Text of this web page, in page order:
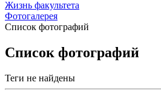
Жизнь факультета
Фотогалерея
Список фотографий
Список фотографий
Теги не найдены